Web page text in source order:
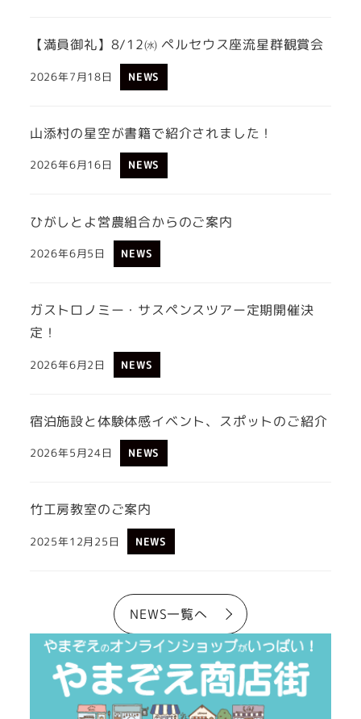
【満員御礼】8/12㈬ ペルセウス座流星群観賞会
2026年7月18日 NEWS
山添村の星空が書籍で紹介されました！
2026年6月16日 NEWS
ひがしとよ営農組合からのご案内
2026年6月5日 NEWS
ガストロノミー・サスペンスツアー定期開催決
定！
2026年6月2日 NEWS
宿泊施設と体験体感イベント、スポットのご紹介
2026年5月24日 NEWS
竹工房教室のご案内
2025年12月25日 NEWS
NEWS一覧へ